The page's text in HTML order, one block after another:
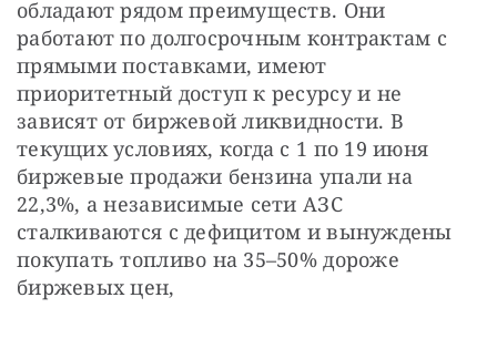
обладают рядом преимуществ. Они
работают по долгосрочным контрактам с
прямыми поставками, имеют
приоритетный доступ к ресурсу и не
зависят от биржевой ликвидности. В
текущих условиях, когда с 1 по 19 июня
биржевые продажи бензина упали на
22,3%, а независимые сети АЗС
сталкиваются с дефицитом и вынуждены
покупать топливо на 35–50% дороже
биржевых цен,